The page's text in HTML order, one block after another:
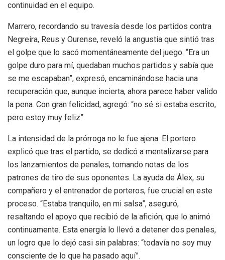
continuidad en el equipo.
Marrero, recordando su travesía desde los partidos contra
Negreira, Reus y Ourense, reveló la angustia que sintió tras
el golpe que lo sacó momentáneamente del juego. “Era un
golpe duro para mí, quedaban muchos partidos y sabía que
se me escapaban”, expresó, encaminándose hacia una
recuperación que, aunque incierta, ahora parece haber valido
la pena. Con gran felicidad, agregó: “no sé si estaba escrito,
pero estoy muy feliz”.
La intensidad de la prórroga no le fue ajena. El portero
explicó que tras el partido, se dedicó a mentalizarse para
los lanzamientos de penales, tomando notas de los
patrones de tiro de sus oponentes. La ayuda de Álex, su
compañero y el entrenador de porteros, fue crucial en este
proceso. “Estaba tranquilo, en mi salsa”, aseguró,
resaltando el apoyo que recibió de la afición, que lo animó
continuamente. Esta energía lo llevó a detener dos penales,
un logro que lo dejó casi sin palabras: “todavía no soy muy
consciente de lo que ha pasado aquí”.